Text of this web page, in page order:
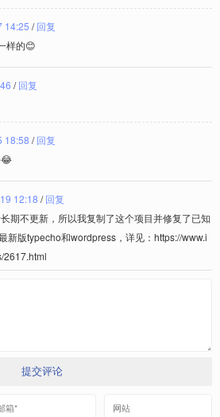
14:25 /回复
样的😊
/回复
18:58 /回复
😂
12:18 /回复
期不更新，所以我复制了这个项目并修复了已知
新版typecho和wordpress，详见：https://www.i
2617.html
提交评论